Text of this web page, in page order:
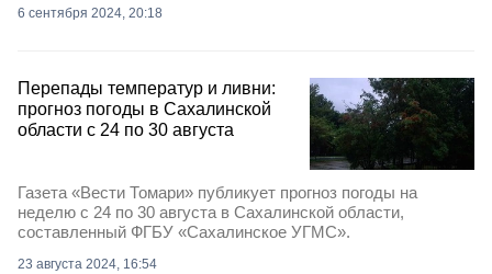
6 сентября 2024, 20:18
Перепады температур и ливни:
прогноз погоды в Сахалинской
области с 24 по 30 августа
Газета «Вести Томари» публикует прогноз погоды на
неделю с 24 по 30 августа в Сахалинской области,
составленный ФГБУ «Сахалинское УГМС».
23 августа 2024, 16:54